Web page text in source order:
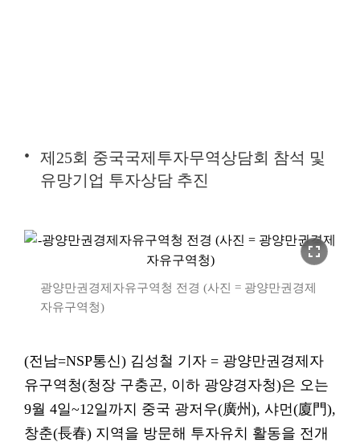
제25회 중국국제투자무역상담회 참석 및
유망기업 투자상담 추진
fullscreen
광양만권경제자유구역청 전경 (사진 = 광양만권경제
자유구역청)
(전남=NSP통신) 김성철 기자 = 광양만권경제자
유구역청(청장 구충곤, 이하 광양경자청)은 오는
9월 4일~12일까지 중국 광저우(廣州), 샤먼(廈門),
창춘(長春) 지역을 방문해 투자유치 활동을 전개